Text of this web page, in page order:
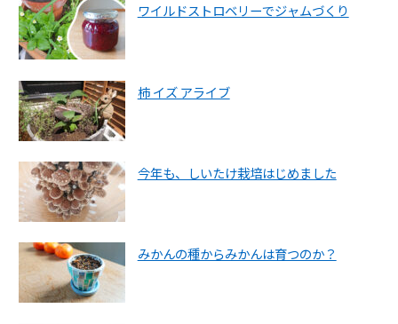
ワイルドストロベリーでジャムづくり
柿 イズ アライブ
今年も、しいたけ栽培はじめました
みかんの種からみかんは育つのか？